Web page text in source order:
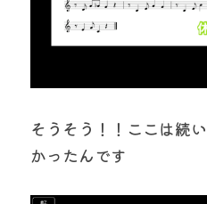
そうそう！！ここは続
かったんです